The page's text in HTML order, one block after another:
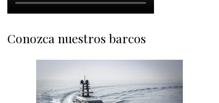
Conozca nuestros barcos